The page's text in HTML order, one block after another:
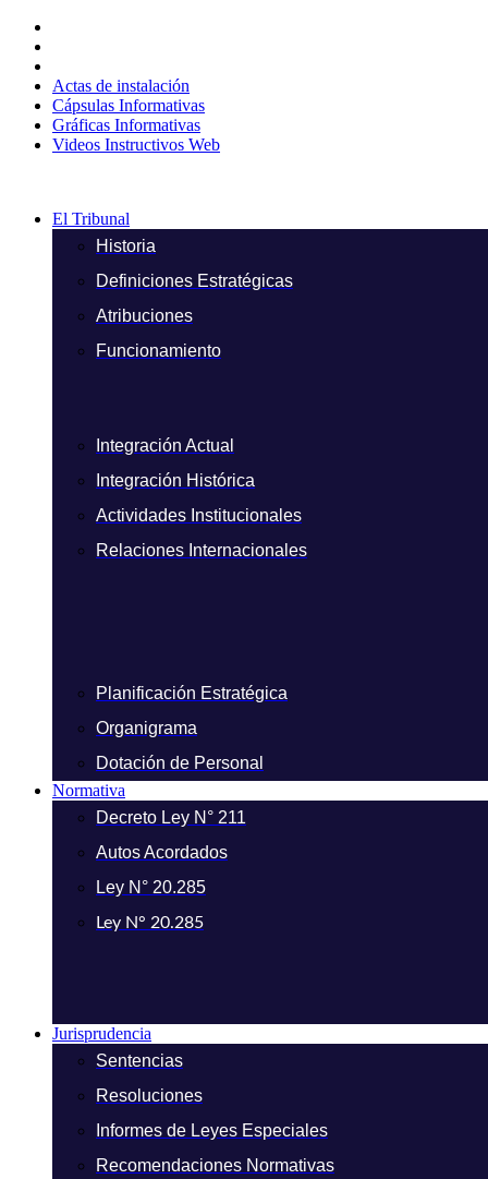
contenido
Actas de instalación
Cápsulas Informativas
Gráficas Informativas
Videos Instructivos Web
El Tribunal
Historia
Definiciones Estratégicas
Atribuciones
Funcionamiento
Integración Actual
Integración Histórica
Actividades Institucionales
Relaciones Internacionales
Planificación Estratégica
Organigrama
Dotación de Personal
Normativa
Decreto Ley N° 211
Autos Acordados
Ley N° 20.285
Ley N° 20.285
Jurisprudencia
Sentencias
Resoluciones
Informes de Leyes Especiales
Recomendaciones Normativas